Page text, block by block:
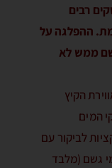
רבים
ההפלגה על
ממש לא
הקיץ
המים
לביקור עם
גשם (מלבד